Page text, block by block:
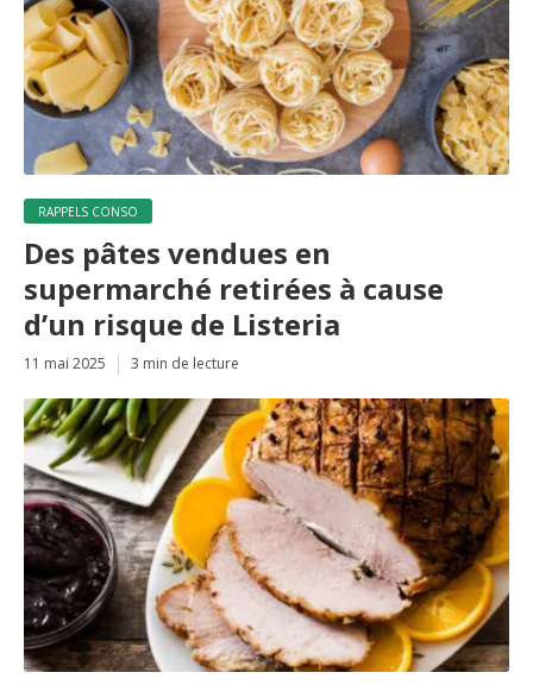
RAPPELS CONSO
Des pâtes vendues en
supermarché retirées à cause
d’un risque de Listeria
11 mai 2025 3 min de lecture